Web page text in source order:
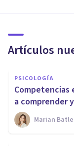
Artículos
PSICOLOGÍA
Competencias
a comprender
Marian